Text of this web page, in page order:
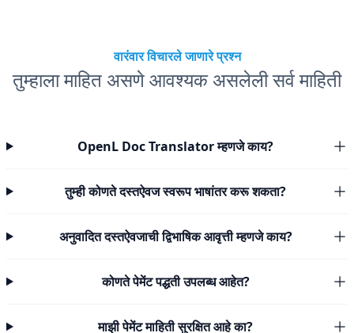
वारंवार विचारले जाणारे प्रश्न
तुम्हाला माहित असणे आवश्यक असलेली सर्व माहिती
OpenL Doc Translator म्हणजे काय?
तुम्ही कोणते दस्तऐवज स्वरूप भाषांतर करू शकता?
अनुवादित दस्तऐवजाची द्विभाषिक आवृत्ती म्हणजे काय?
कोणते पेमेंट पद्धती उपलब्ध आहेत?
माझी पेमेंट माहिती सुरक्षित आहे का?